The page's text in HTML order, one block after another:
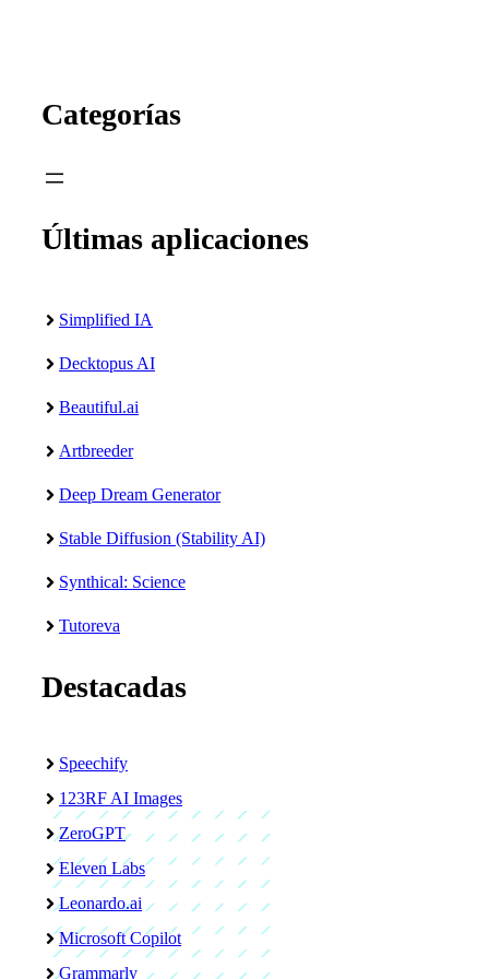
Categorías
Últimas aplicaciones
Simplified IA
Decktopus AI
Beautiful.ai
Artbreeder
Deep Dream Generator
Stable Diffusion (Stability AI)
Synthical: Science
Tutoreva
Destacadas
Speechify
123RF AI Images
ZeroGPT
Eleven Labs
Leonardo.ai
Microsoft Copilot
Grammarly